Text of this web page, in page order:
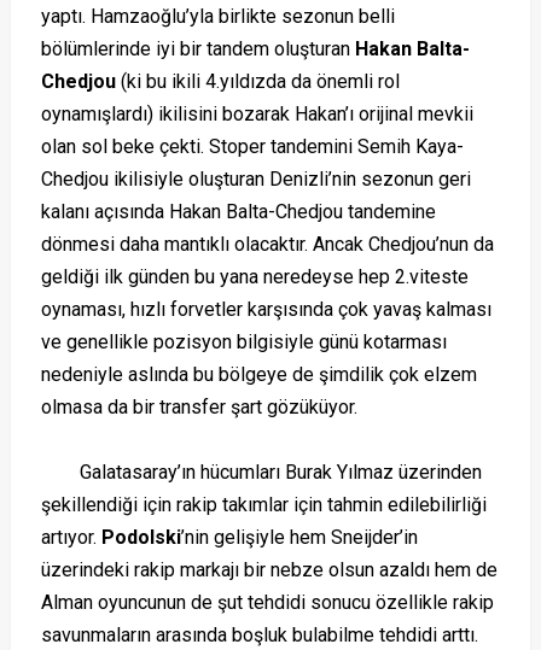
yaptı. Hamzaoğlu’yla birlikte sezonun belli
bölümlerinde iyi bir tandem oluşturan Hakan Balta-
Chedjou(ki bu ikili 4.yıldızda da önemli rol
oynamışlardı) ikilisini bozarak Hakan’ı orijinal mevkii
olan sol beke çekti. Stoper tandemini Semih Kaya-
Chedjou ikilisiyle oluşturan Denizli’nin sezonun geri
kalanı açısında Hakan Balta-Chedjou tandemine
dönmesi daha mantıklı olacaktır. Ancak Chedjou’nun da
geldiği ilk günden bu yana neredeyse hep 2.viteste
oynaması, hızlı forvetler karşısında çok yavaş kalması
ve genellikle pozisyon bilgisiyle günü kotarması
nedeniyle aslında bu bölgeye de şimdilik çok elzem
olmasa da bir transfer şart gözüküyor.
Galatasaray’ın hücumları Burak Yılmaz üzerinden
şekillendiği için rakip takımlar için tahmin edilebilirliği
artıyor. Podolski’nin gelişiyle hem Sneijder’in
üzerindeki rakip markajı bir nebze olsun azaldı hem de
Alman oyuncunun de şut tehdidi sonucu özellikle rakip
savunmaların arasında boşluk bulabilme tehdidi arttı.